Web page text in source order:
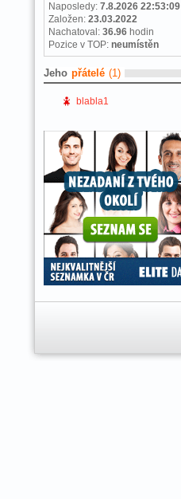
Naposledy: 7.8.2026 22:53:09
Založen: 23.03.2022
Nachatoval: 36.96 hodin
Pozice v TOP: neumístěn
Jeho přátelé (1)
blabla1